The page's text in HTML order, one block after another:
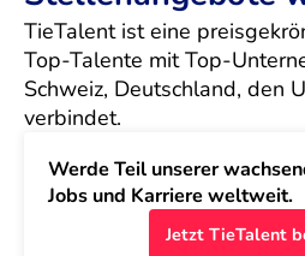
TieTalent ist eine
Top-Talente mit Top-
Schweiz, Deutschland, den
verbindet.
Werde Teil unserer
Jobs und Karriere weltweit.
Jetzt TieTalent